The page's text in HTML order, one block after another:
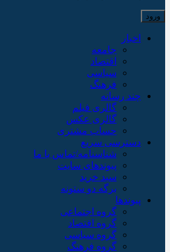
اخبار
جامعه
اقتصاد
سیاسی
فرهنگ
چند رسانه
گالری فیلم
گالری عکس
حساب مشتری
دسترسی سریع
شناسنامه/تماس با ما
پیوندهای سایت
سبد خريد
برگه دو ستونه
پیوندها
گروه اجتماعی
گروه اقتصاد
گروه سیاسی
گروه فرهنگ